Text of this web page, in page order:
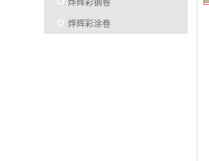
烨辉彩钢卷
烨辉彩涂卷